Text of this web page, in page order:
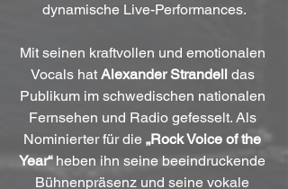
dynamische Live-Performances.
Mit seinen kraftvollen und emotionalen
Vocals hat Alexander Strandell das
Publikum im schwedischen nationalen
Fernsehen und Radio gefesselt. Als
Nominierter für die „Rock Voice of the
Year“ heben ihn seine beeindruckende
Bühnenpräsenz und seine vokale